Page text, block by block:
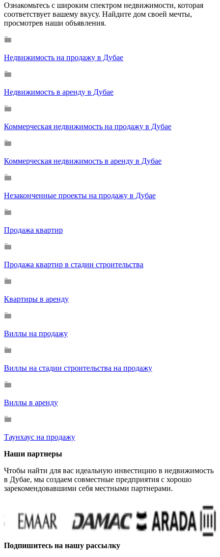
Ознакомьтесь с широким спектром недвижимости, которая
соответствует вашему вкусу. Найдите дом своей мечты,
просмотрев наши объявления.
Недвижимость на продажу в Дубае
Недвижимость в аренду в Дубае
Коммерческая недвижимость на продажу в Дубае
Коммерческая недвижимость в аренду в Дубае
Незаконченные проекты на продажу в Дубае
Продажа квартир
Продажа квартир в стадии строительства
Квартиры в аренду
Виллы на продажу
Виллы на стадии строительства на продажу
Виллы в аренду
Таунхаус на продажу
Наши партнеры
Чтобы найти для вас идеальную инвестицию в недвижимость
в Дубае, мы создаем совместные предприятия с хорошо
зарекомендовавшими себя местными партнерами.
…
Подпишитесь на нашу рассылку